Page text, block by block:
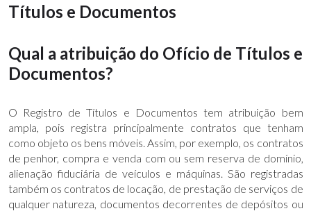
Títulos e Documentos
Qual a atribuição do Ofício de Títulos e
Documentos?
O Registro de Títulos e Documentos tem atribuição bem
ampla, pois registra principalmente contratos que tenham
como objeto os bens móveis. Assim, por exemplo, os contratos
de penhor, compra e venda com ou sem reserva de domínio,
alienação fiduciária de veículos e máquinas. São registradas
também os contratos de locação, de prestação de serviços de
qualquer natureza, documentos decorrentes de depósitos ou